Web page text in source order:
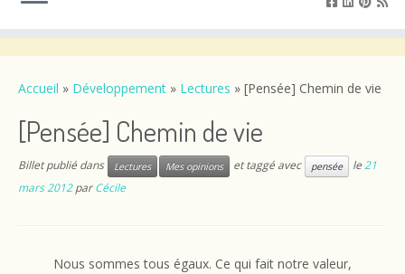
contenu
Accueil » Développement » Lectures » [Pensée] Chemin de vie
[Pensée] Chemin de vie
Billet publié dans Lectures Mes opinions et taggé avec pensée le21
mars 2012 parCécile
Nous sommes tous égaux. Ce qui fait notre valeur,